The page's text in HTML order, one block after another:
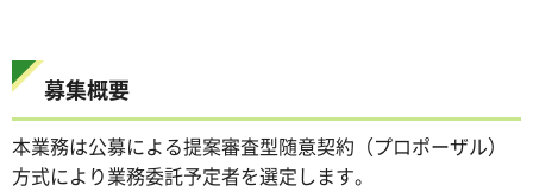
募集概要
本業務は公募による提案審査型随意契約（プロポーザル）
方式により業務委託予定者を選定します。